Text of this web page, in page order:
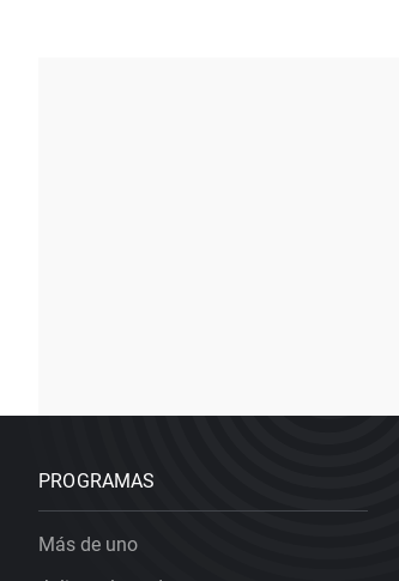
PROGRAMAS
Más de uno